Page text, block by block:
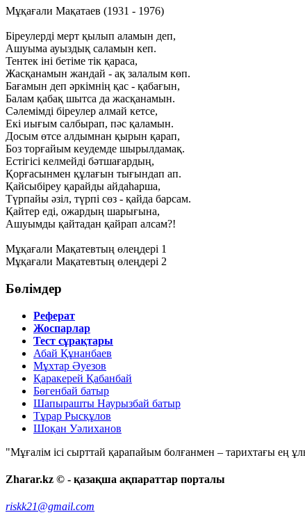
Мұқағали Мақатаев (1931 - 1976)
Біреулерді мерт қылып аламын деп,
Ашуыма ауыздық саламын кеп.
Тентек іні бетіме тік қараса,
Жасқанамын жандай - ақ залалым көп.
Бағамын деп әркімнің қас - қабағын,
Балам қабақ шытса да жасқанамын.
Сәлемімді біреулер алмай кетсе,
Екі иығым салбырап, пәс қаламын.
Досым өтсе алдымнан қырын қарап,
Боз торғайым кеудемде шырылдамақ.
Естігісі келмейді бәтшағардың,
Қорғасынмен құлағын тығындап ап.
Қайсыбіреу қарайды айдаһарша,
Түрпайы әзіл, түрпі сөз - қайда барсам.
Қайтер еді, ожардың шарығына,
Ашуымды қайтадан қайрап алсам?!
Мұқағали Мақатевтың өлеңдері 1
Мұқағали Мақатевтың өлеңдері 2
Бөлімдер
Реферат
Жоспарлар
Тест сұрақтары
Абай Құнанбаев
Мұхтар Әуезов
Қаракерей Қабанбай
Бөгенбай батыр
Шапырашты Наурызбай батыр
Тұрар Рысқұлов
Шоқан Уәлиханов
"Мұғалім ісі сырттай қарапайым болғанмен – тарихтағы ең ұлы
Zharar.kz © - қазақша ақпараттар порталы
riskk21@gmail.com